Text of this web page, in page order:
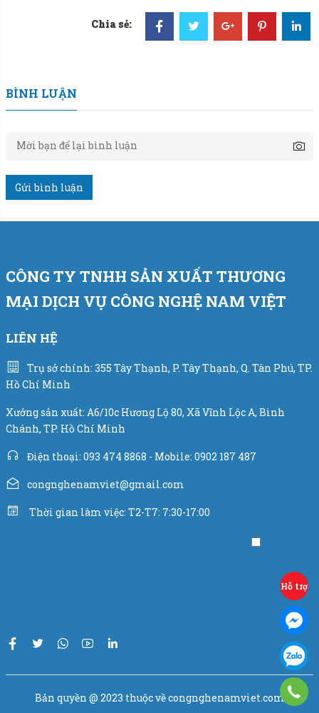
Chia sẻ:
BÌNH LUẬN
Gửi bình luận
CÔNG TY TNHH SẢN XUẤT THƯƠNG
MẠI DỊCH VỤ CÔNG NGHỆ NAM VIỆT
LIÊN HỆ
Trụ sở chính: 355 Tây Thạnh, P. Tây Thạnh, Q. Tân Phú, TP.
Hồ Chí Minh
Xưởng sản xuất: A6/10c Hương Lộ 80, Xã Vĩnh Lộc A, Bình
Chánh, TP. Hồ Chí Minh
Điện thoại: 093 474 8868 - Mobile: 0902 187 487
congnghenamviet@gmail.com
Thời gian làm việc: T2-T7: 7:30-17:00
Bản quyền @ 2023 thuộc về congnghenamviet.com
Hỗ trợ